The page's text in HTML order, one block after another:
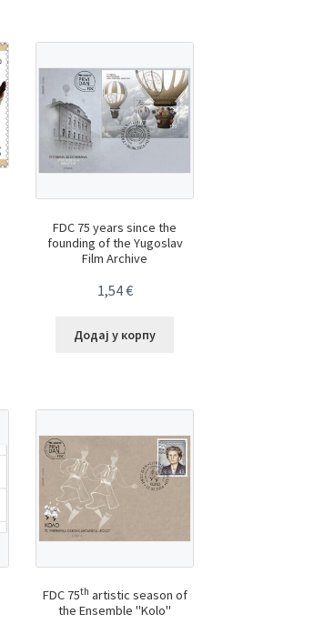
FDC 75 years since the
founding of the Yugoslav
Film Archive
1,54€
Додај у корпу
FDC 75th artistic season of
the Ensemble "Kolo"